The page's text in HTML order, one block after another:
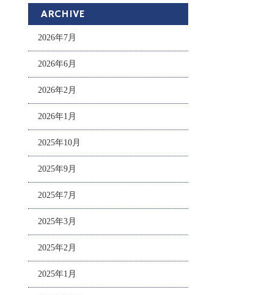
ARCHIVE
2026年7月
2026年6月
2026年2月
2026年1月
2025年10月
2025年9月
2025年7月
2025年3月
2025年2月
2025年1月